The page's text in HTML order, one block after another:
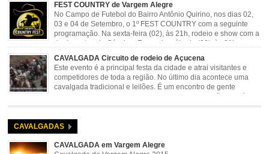
FEST COUNTRY de Vargem Alegre
No Campo de Futebol do Bairro Antônio Quirino, nos dias 02,
03 e 04 de Setembro, o 1º FEST COUNTRY com a seguinte
programação. Na sexta-feira (02), às 21h, rodeio e show com a
dupla sertaneja Cássio e Reynado; sábado (03), às 21h,
rodeio e shows com o Trio Pé de Cedro e o Trio […]
CAVALGADA Circuito de rodeio de Açucena
Este evento é a principal festa da cidade e atrai visitantes e
competidores de toda a região. No último dia acontece uma
cavalgada tradicional e leilões. É um encontro de gente
animada e hospitaleira. Local: Parque de Exposições José
Rosa Guimarães, Açucena Data: Setembro
CAVALGADAS
CAVALGADA em Vargem Alegre